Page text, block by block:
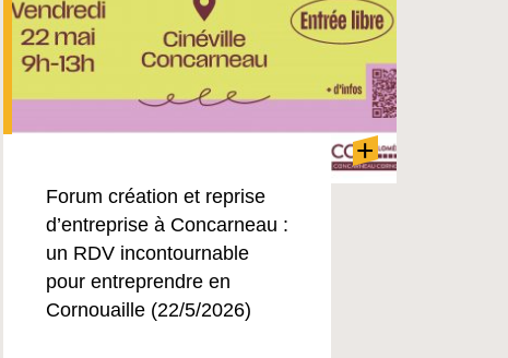
+
Forum création et reprise
d’entreprise à Concarneau :
un RDV incontournable
pour entreprendre en
Cornouaille (22/5/2026)